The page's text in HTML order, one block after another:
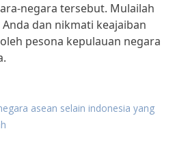
negara tersebut. Mulailah
dan nikmati keajaiban
pesona kepulauan negara
asean selain indonesia yang